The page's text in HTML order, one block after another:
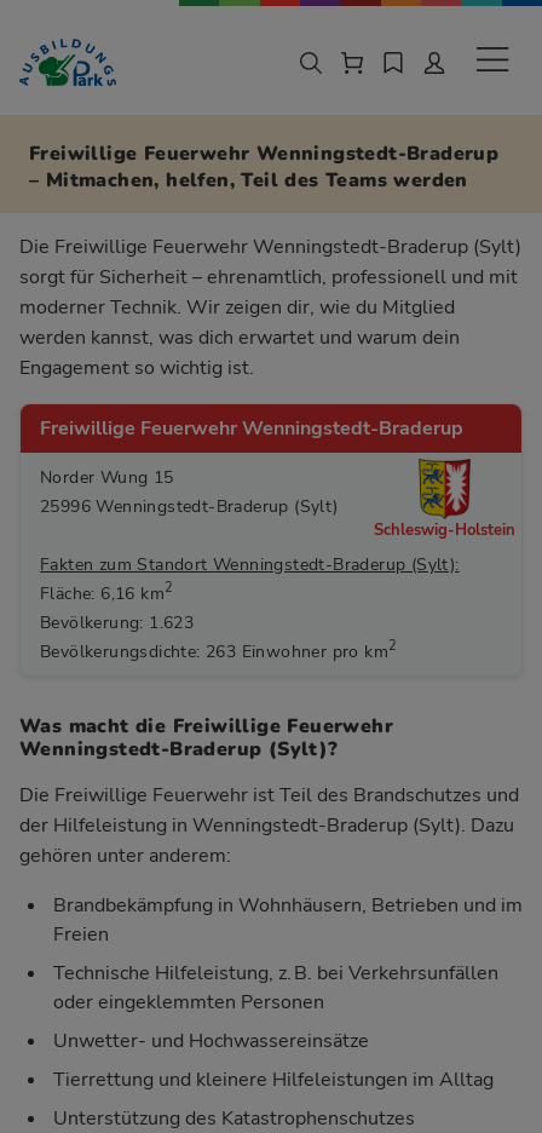
Zur Navigation springen
Zu den Hauptinhalten springen
Freiwillige Feuerwehr Wenningstedt-Braderup
– Mitmachen, helfen, Teil des Teams werden
Die Freiwillige Feuerwehr Wenningstedt-Braderup (Sylt)
sorgt für Sicherheit – ehrenamtlich, professionell und mit
moderner Technik. Wir zeigen dir, wie du Mitglied
werden kannst, was dich erwartet und warum dein
Engagement so wichtig ist.
Freiwillige Feuerwehr Wenningstedt-Braderup
Norder Wung 15
25996 Wenningstedt-Braderup (Sylt)
Fakten zum Standort Wenningstedt-Braderup (Sylt):
Fläche: 6,16 km2
Bevölkerung: 1.623
Bevölkerungsdichte: 263 Einwohner pro km2
Schleswig-Holstein
Was macht die Freiwillige Feuerwehr
Wenningstedt-Braderup (Sylt)?
Die Freiwillige Feuerwehr ist Teil des Brandschutzes und
der Hilfeleistung in Wenningstedt-Braderup (Sylt). Dazu
gehören unter anderem:
Brandbekämpfung in Wohnhäusern, Betrieben und im
Freien
Technische Hilfeleistung, z. B. bei Verkehrsunfällen
oder eingeklemmten Personen
Unwetter- und Hochwassereinsätze
Tierrettung und kleinere Hilfeleistungen im Alltag
Unterstützung des Katastrophenschutzes